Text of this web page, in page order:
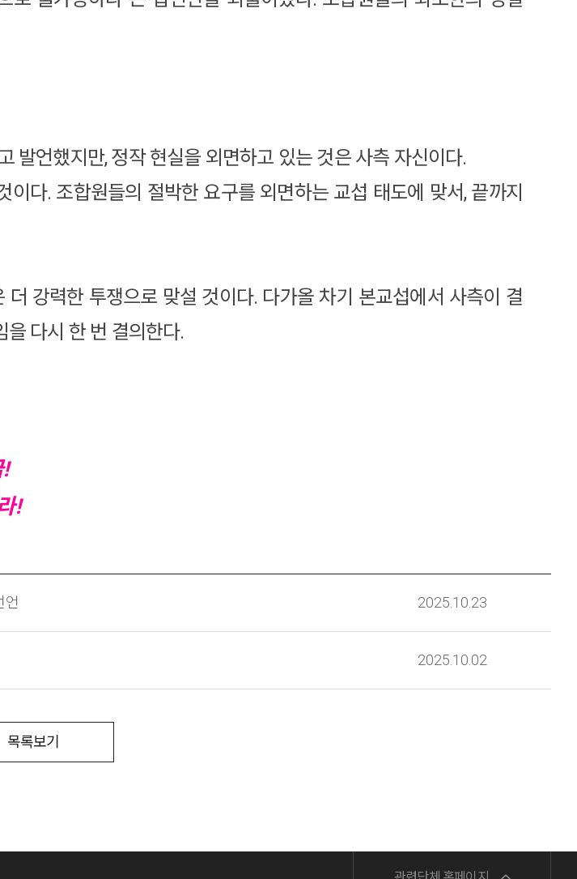
발언했지만, 정작 현실을 외면하고 있는 것은 사측 자신이다.
다. 조합원들의 절박한 요구를 외면하는 교섭 태도에 맞서, 끝까지
강력한 투쟁으로 맞설 것이다. 다가올 차기 본교섭에서 사측이 결
을 다시 한 번 결의한다.
!
언 2025.10.23
2025.10.02
목록보기